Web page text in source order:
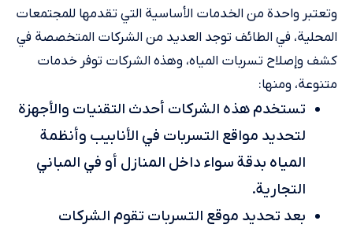
وتعتبر واحدة من الخدمات الأساسية التي تقدمها للمجتمعات
المحلية، في الطائف توجد العديد من الشركات المتخصصة في
كشف وإصلاح تسربات المياه، وهذه الشركات توفر خدمات
متنوعة، ومنها:
تستخدم هذه الشركات أحدث التقنيات والأجهزة
لتحديد مواقع التسربات في الأنابيب وأنظمة
المياه بدقة سواء داخل المنازل أو في المباني
التجارية.
بعد تحديد موقع التسربات تقوم الشركات